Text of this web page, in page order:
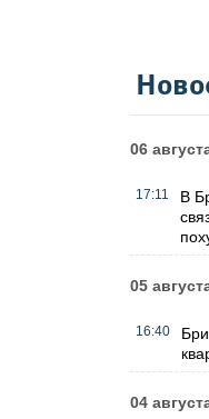
06
17:11
В
05
16:40
04